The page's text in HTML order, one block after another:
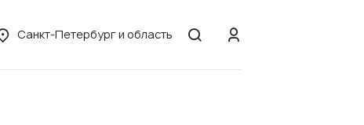
Санкт-Петербург и область